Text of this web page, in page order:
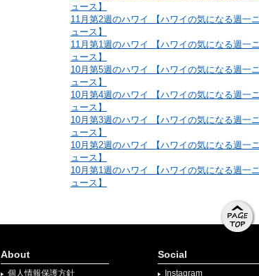
ュース】
11月第2週のハワイ 【ハワイの気になる週一ニ
ュース】
11月第1週のハワイ 【ハワイの気になる週一ニ
ュース】
10月第5週のハワイ 【ハワイの気になる週一ニ
ュース】
10月第4週のハワイ 【ハワイの気になる週一ニ
ュース】
10月第3週のハワイ 【ハワイの気になる週一ニ
ュース】
10月第2週のハワイ 【ハワイの気になる週一ニ
ュース】
10月第1週のハワイ 【ハワイの気になる週一ニ
ュース】
About
個人情報保護方針
Social
Instagram
動する